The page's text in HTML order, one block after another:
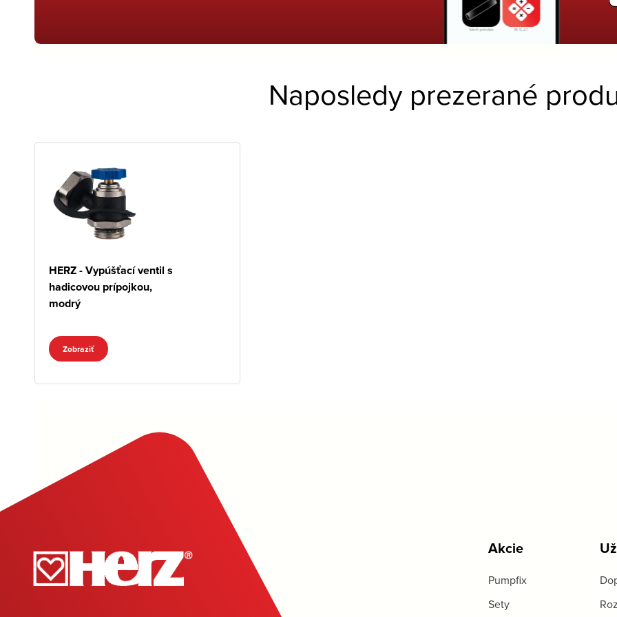
Naposledy prezerané
HERZ - Vypúšťací ventil s
hadicovou prípojkou,
modrý
Zobraziť
Akcie
Pumpfix
Sety